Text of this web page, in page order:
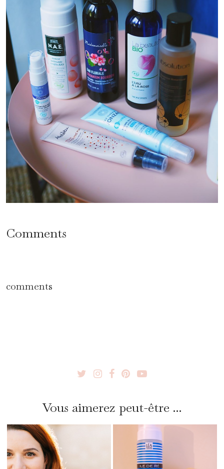
Comments
comments
Vous aimerez peut-être ...